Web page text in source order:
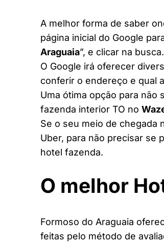
A melhor forma de saber
página inicial do Google
Araguaia”, e clicar na busca.
O Google irá oferecer
conferir o endereço e qual
Uma ótima opção para
fazenda interior TO no
Se o seu meio de chegada
Uber, para não precisar se
hotel fazenda.
O melhor
Formoso do Araguaia
feitas pelo método de